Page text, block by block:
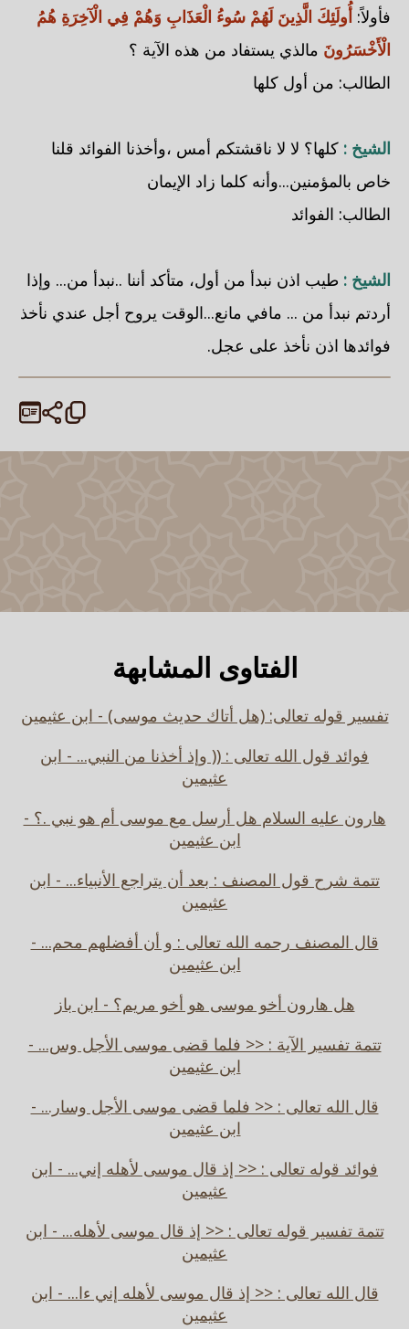
فأولاً: أُولَئِكَ الَّذِينَ لَهُمْ سُوءُ الْعَذَابِ وَهُمْ فِي الْآخِرَةِ هُمُ
الْأَخْسَرُونَ مالذي يستفاد من هذه الآية ؟
الطالب: من أول كلها
الشيخ : كلها؟ لا لا ناقشتكم أمس ،وأخذنا الفوائد قلنا
خاص بالمؤمنين...وأنه كلما زاد الإيمان
الطالب: الفوائد
الشيخ : طيب اذن نبدأ من أول، متأكد أننا ..نبدأ من... وإذا
أردتم نبدأ من ... مافي مانع...الوقت يروح أجل عندي نأخذ
فوائدها اذن نأخذ على عجل.
الفتاوى المشابهة
تفسير قوله تعالى: (هل أتاك حديث موسى) - ابن عثيمين
فوائد قول الله تعالى : (( وإذ أخذنا من النبي... - ابن
عثيمين
هارون عليه السلام هل أرسل مع موسى أم هو نبي .؟ -
ابن عثيمين
تتمة شرح قول المصنف : بعد أن يتراجع الأنبياء... - ابن
عثيمين
قال المصنف رحمه الله تعالى : و أن أفضلهم محم... -
ابن عثيمين
هل هارون أخو موسى هو أخو مريم؟ - ابن باز
تتمة تفسير الآية : << فلما قضى موسى الأجل وس... -
ابن عثيمين
قال الله تعالى : << فلما قضى موسى الأجل وسار... -
ابن عثيمين
فوائد قوله تعالى : << إذ قال موسى لأهله إني... - ابن
عثيمين
تتمة تفسير قوله تعالى : << إذ قال موسى لأهله... - ابن
عثيمين
قال الله تعالى : << إذ قال موسى لأهله إني ءا... - ابن
عثيمين